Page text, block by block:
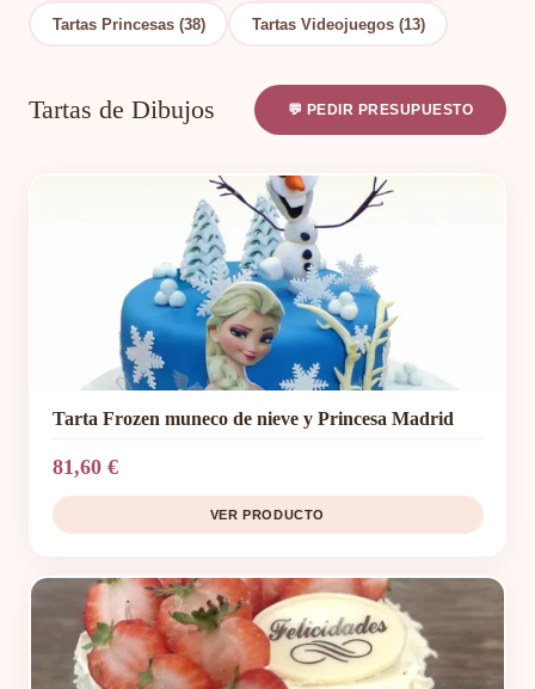
Tartas Princesas (38) Tartas Videojuegos (13)
Tartas de Dibujos 💬 PEDIR PRESUPUESTO
Tarta Frozen muneco de nieve y Princesa Madrid
81,60 €
VER PRODUCTO